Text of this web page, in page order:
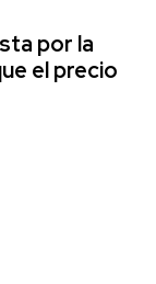
por la
el precio